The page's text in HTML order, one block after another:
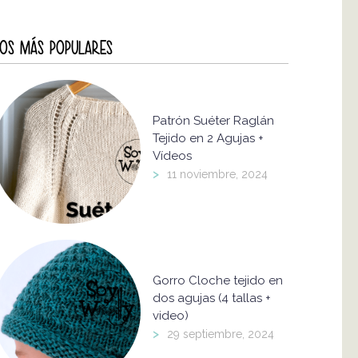
MÁS POPULARES
Patrón Suéter Raglán
Tejido en 2 Agujas +
Vídeos
> 11 noviembre, 2024
Gorro Cloche tejido en
dos agujas (4 tallas +
video)
> 29 septiembre, 2024